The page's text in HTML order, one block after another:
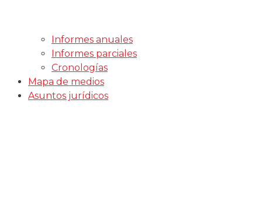
Informes anuales
Informes parciales
Cronologías
Mapa de medios
Asuntos jurídicos